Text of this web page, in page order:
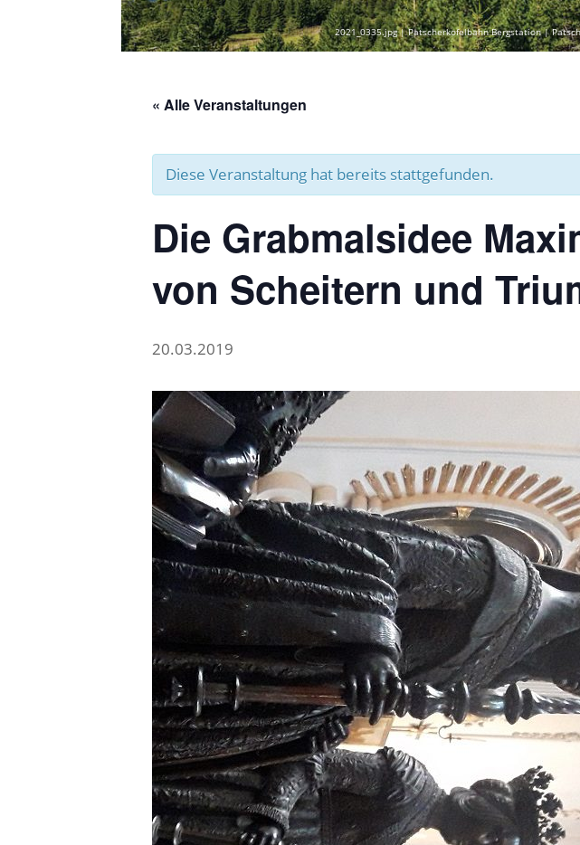
2021_0335.jpg | Patscherkofelbahn Bergstation |
« Alle Veranstaltungen
Diese Veranstaltung hat bereits stattgefunden.
Die Grabmalsidee
von Scheitern und
20.03.2019